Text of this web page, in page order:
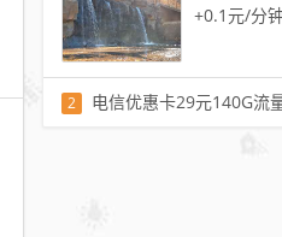
+0.1元/分
2 电信优惠卡29元140G流量+0.1元/分钟通话